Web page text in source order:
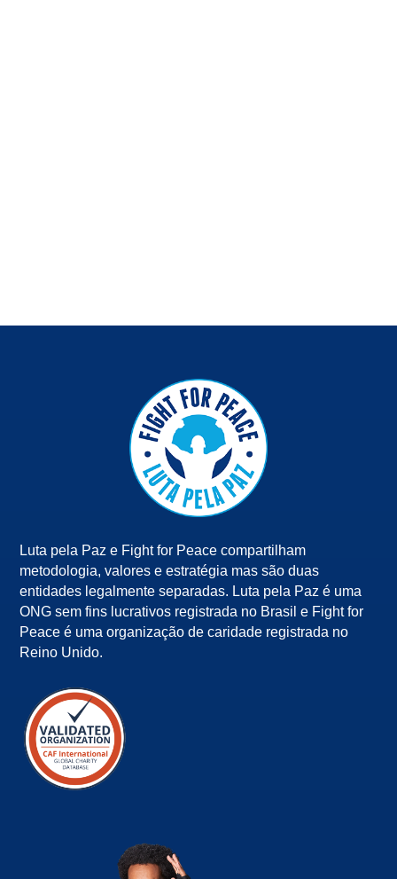
Luta pela Paz e Fight for Peace compartilham
metodologia, valores e estratégia mas são duas
entidades legalmente separadas. Luta pela Paz é uma
ONG sem fins lucrativos registrada no Brasil e Fight for
Peace é uma organização de caridade registrada no
Reino Unido.